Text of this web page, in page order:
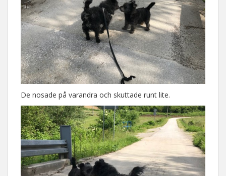
De nosade på varandra och skuttade runt lite.